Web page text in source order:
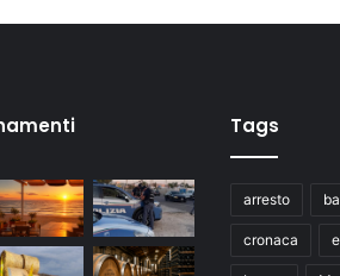
Tags
arresto
cronaca